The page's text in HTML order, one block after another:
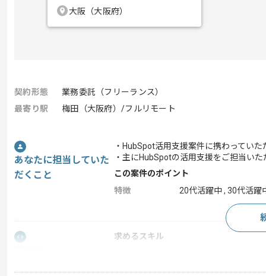
大阪（大阪府）
契約形態
業務委託（フリーランス）
最寄り駅
梅田（大阪府）/フルリモート
あなたに担当していた
だくこと
・HubSpot活用支援案件に携わっていた
・主にHubSpotの活用支援をご担当いた
この案件のポイント
特徴
20代活躍中 , 30代活躍
求めるスキル
歓迎スキル